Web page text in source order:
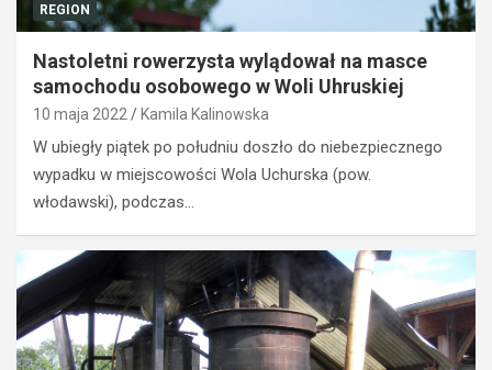
REGION
Nastoletni rowerzysta wylądował na masce
samochodu osobowego w Woli Uhruskiej
10 maja 2022 Kamila Kalinowska
W ubiegły piątek po południu doszło do niebezpiecznego
wypadku w miejscowości Wola Uchurska (pow.
włodawski), podczas…